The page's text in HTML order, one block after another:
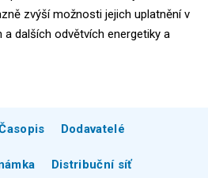
zvýší možnosti jejich uplatnění v
dalších odvětvích energetiky a
Dodavatelé
Distribuční síť